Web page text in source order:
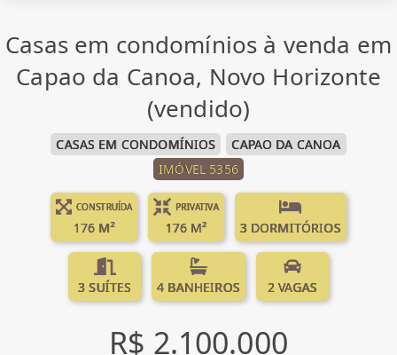
Casas em condomínios à venda em
Capao da Canoa, Novo Horizonte
(vendido)
CASAS EM CONDOMÍNIOS
CAPAO DA CANOA
IMÓVEL 5356
CONSTRUÍDA
176 M²
PRIVATIVA
176 M² 3 DORMITÓRIOS
3 SUÍTES 4 BANHEIROS 2 VAGAS
R$ 2.100.000